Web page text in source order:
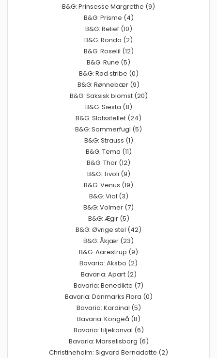
B&G: Prinsesse Margrethe (9)
B&G: Prisme (4)
B&G: Relief (10)
B&G: Rondo (2)
B&G: Roselil (12)
B&G: Rune (5)
B&G: Rød stribe (0)
B&G: Rønnebær (9)
B&G: Saksisk blomst (20)
B&G: Siesta (8)
B&G: Slotsstellet (24)
B&G: Sommerfugl (5)
B&G: Strauss (1)
B&G: Tema (11)
B&G: Thor (12)
B&G: Tivoli (9)
B&G: Venus (19)
B&G: Viol (3)
B&G: Volmer (7)
B&G: Ægir (5)
B&G: Øvrige stel (42)
B&G: Åkjær (23)
B&G: Aarestrup (9)
Bavaria: Aksbo (2)
Bavaria: Apart (2)
Bavaria: Benedikte (7)
Bavaria: Danmarks Flora (0)
Bavaria: Kardinal (5)
Bavaria: Kongeå (8)
Bavaria: Liljekonval (6)
Bavaria: Marselisborg (6)
Christineholm: Sigvard Bernadotte (2)